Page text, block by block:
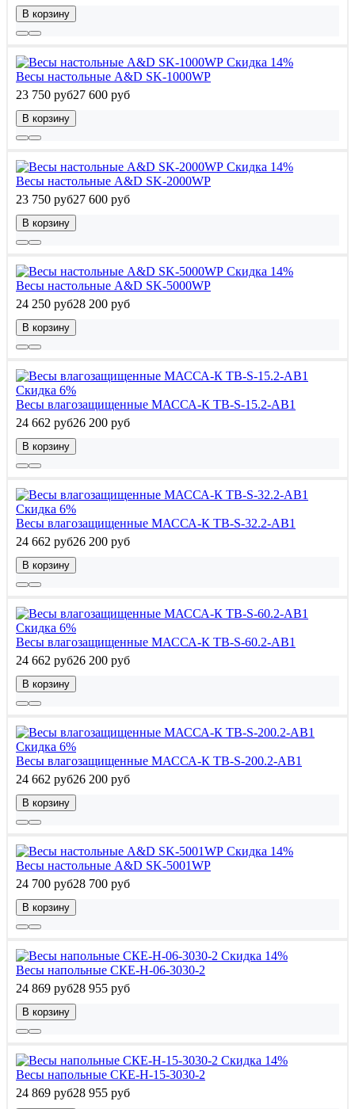
В корзину
Скидка 14%
Весы настольные A&D SK-1000WP
23 750 руб27 600 руб
В корзину
Скидка 14%
Весы настольные A&D SK-2000WP
23 750 руб27 600 руб
В корзину
Скидка 14%
Весы настольные A&D SK-5000WP
24 250 руб28 200 руб
В корзину
Скидка 6%
Весы влагозащищенные МАССА-К TB-S-15.2-AB1
24 662 руб26 200 руб
В корзину
Скидка 6%
Весы влагозащищенные МАССА-К TB-S-32.2-AB1
24 662 руб26 200 руб
В корзину
Скидка 6%
Весы влагозащищенные МАССА-К TB-S-60.2-AB1
24 662 руб26 200 руб
В корзину
Скидка 6%
Весы влагозащищенные МАССА-К TB-S-200.2-AB1
24 662 руб26 200 руб
В корзину
Скидка 14%
Весы настольные A&D SK-5001WP
24 700 руб28 700 руб
В корзину
Скидка 14%
Весы напольные СКЕ-Н-06-3030-2
24 869 руб28 955 руб
В корзину
Скидка 14%
Весы напольные СКЕ-Н-15-3030-2
24 869 руб28 955 руб